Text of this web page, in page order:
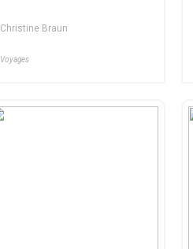
Christine Braun
Voyages